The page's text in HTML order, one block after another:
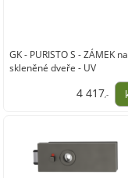
GK - PURISTO S - ZÁMEK na
skleněné dveře - UV
4 417,-